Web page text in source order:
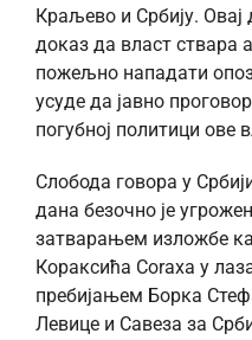
Краљево и Србију. Овај
доказ да власт ствара
пожељно нападати
усуде да јавно
погубној политици ове
Слобода говора у
дана безочно је
затварањем изложбе
Кораксића Coraxa у
пребијањем Борка
Левице и Савеза за